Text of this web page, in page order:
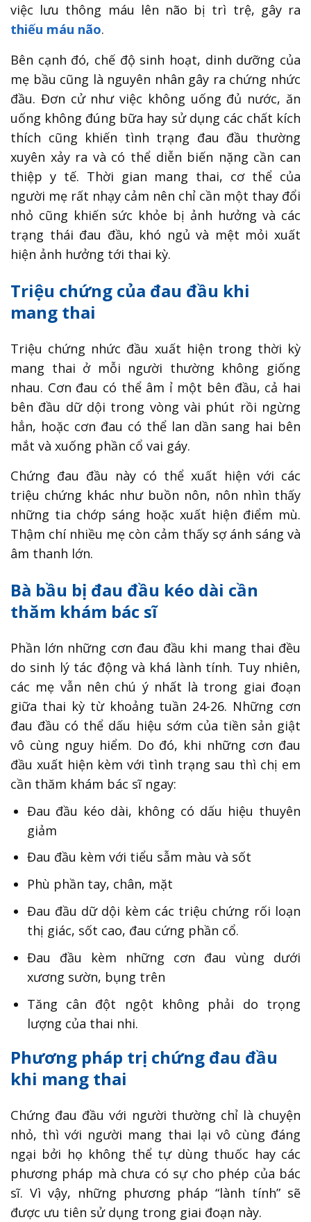
việc lưu thông máu lên não bị trì trệ, gây ra
thiếu máu não.
Bên cạnh đó, chế độ sinh hoạt, dinh dưỡng của
mẹ bầu cũng là nguyên nhân gây ra chứng nhức
đầu. Đơn cử như việc không uống đủ nước, ăn
uống không đúng bữa hay sử dụng các chất kích
thích cũng khiến tình trạng đau đầu thường
xuyên xảy ra và có thể diễn biến nặng cần can
thiệp y tế. Thời gian mang thai, cơ thể của
người mẹ rất nhạy cảm nên chỉ cần một thay đổi
nhỏ cũng khiến sức khỏe bị ảnh hưởng và các
trạng thái đau đầu, khó ngủ và mệt mỏi xuất
hiện ảnh hưởng tới thai kỳ.
Triệu chứng của đau đầu khi
mang thai
Triệu chứng nhức đầu xuất hiện trong thời kỳ
mang thai ở mỗi người thường không giống
nhau. Cơn đau có thể âm ỉ một bên đầu, cả hai
bên đầu dữ dội trong vòng vài phút rồi ngừng
hẳn, hoặc cơn đau có thể lan dần sang hai bên
mắt và xuống phần cổ vai gáy.
Chứng đau đầu này có thể xuất hiện với các
triệu chứng khác như buồn nôn, nôn nhìn thấy
những tia chớp sáng hoặc xuất hiện điểm mù.
Thậm chí nhiều mẹ còn cảm thấy sợ ánh sáng và
âm thanh lớn.
Bà bầu bị đau đầu kéo dài cần
thăm khám bác sĩ
Phần lớn những cơn đau đầu khi mang thai đều
do sinh lý tác động và khá lành tính. Tuy nhiên,
các mẹ vẫn nên chú ý nhất là trong giai đoạn
giữa thai kỳ từ khoảng tuần 24-26. Những cơn
đau đầu có thể dấu hiệu sớm của tiền sản giật
vô cùng nguy hiểm. Do đó, khi những cơn đau
đầu xuất hiện kèm với tình trạng sau thì chị em
cần thăm khám bác sĩ ngay:
Đau đầu kéo dài, không có dấu hiệu thuyên
giảm
Đau đầu kèm với tiểu sẫm màu và sốt
Phù phần tay, chân, mặt
Đau đầu dữ dội kèm các triệu chứng rối loạn
thị giác, sốt cao, đau cứng phần cổ.
Đau đầu kèm những cơn đau vùng dưới
xương sườn, bụng trên
Tăng cân đột ngột không phải do trọng
lượng của thai nhi.
Phương pháp trị chứng đau đầu
khi mang thai
Chứng đau đầu với người thường chỉ là chuyện
nhỏ, thì với người mang thai lại vô cùng đáng
ngại bởi họ không thể tự dùng thuốc hay các
phương pháp mà chưa có sự cho phép của bác
sĩ. Vì vậy, những phương pháp “lành tính” sẽ
được ưu tiên sử dụng trong giai đoạn này.